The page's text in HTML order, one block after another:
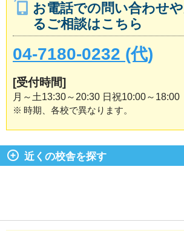
お電話での問い合わせ
るご相談はこちら
04-7180-0232 (代)
[受付時間]
月～土13:30～20:30 日祝10:00～18:00
※ 時期、各校で異なります。
近くの校舎を探す